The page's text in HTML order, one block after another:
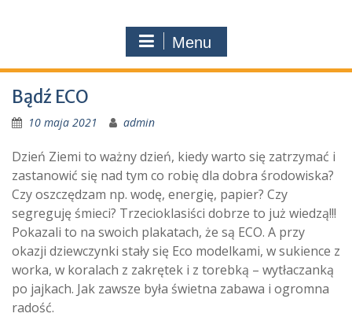
Menu
Bądź ECO
10 maja 2021 admin
Dzień Ziemi to ważny dzień, kiedy warto się zatrzymać i
zastanowić się nad tym co robię dla dobra środowiska?
Czy oszczędzam np. wodę, energię, papier? Czy
segreguję śmieci? Trzecioklasiści dobrze to już wiedzą!!!
Pokazali to na swoich plakatach, że są ECO. A przy
okazji dziewczynki stały się Eco modelkami, w sukience z
worka, w koralach z zakrętek i z torebką – wytłaczanką
po jajkach. Jak zawsze była świetna zabawa i ogromna
radość.